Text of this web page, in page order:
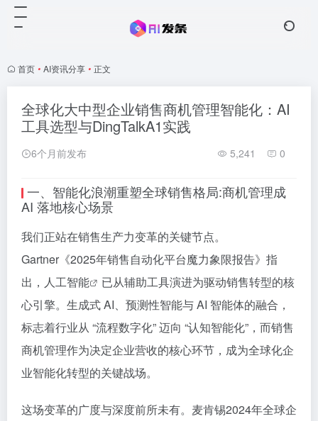
首页 • AI资讯分享 • 正文
全球化大中型企业销售商机管理智能化：AI
工具选型与DingTalkA1实践
6个月前发布 5,241 0
一、智能化浪潮重塑全球销售格局:商机管理成
AI 落地核心场景
我们正站在销售生产力变革的关键节点。
Gartner《2025年销售自动化平台魔力象限报告》指
出， 人工智能
已从辅助工具演进为驱动销售转型的核
心引擎。生成式 AI、预测性智能与 AI 智能体的融合，
标志着行业从 “流程数字化” 迈向 “认知智能化”，而销售
商机管理作为决定企业营收的核心环节，成为全球化企
业智能化转型的关键战场。
这场变革的广度与深度前所未有。麦肯锡2024年全球企